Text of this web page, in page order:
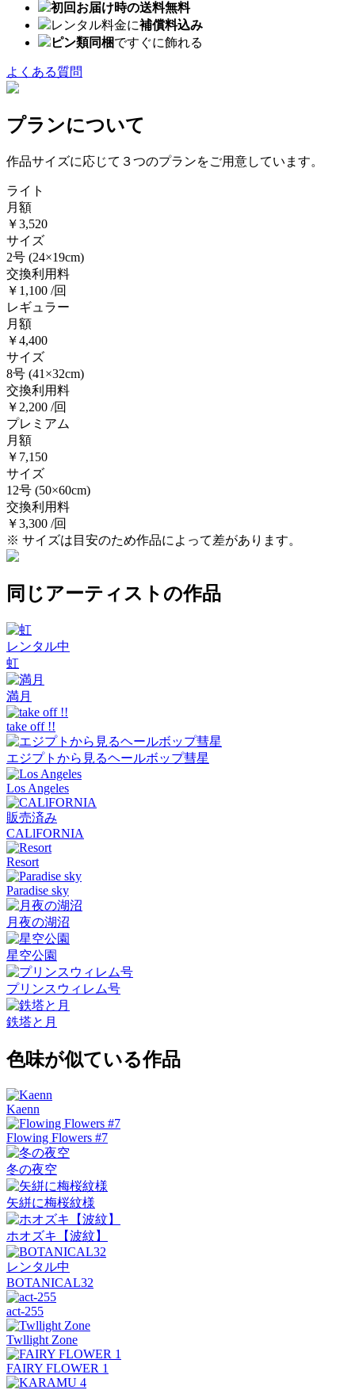
初回お届け時の送料無料
レンタル料金に補償料込み
ピン類同梱ですぐに飾れる
よくある質問
プランについて
作品サイズに応じて３つのプランをご用意しています。
ライト
月額
￥3,520
サイズ
2号 (24×19cm)
交換利用料
￥1,100 /回
レギュラー
月額
￥4,400
サイズ
8号 (41×32cm)
交換利用料
￥2,200 /回
プレミアム
月額
￥7,150
サイズ
12号 (50×60cm)
交換利用料
￥3,300 /回
※ サイズは目安のため作品によって差があります。
同じアーティストの作品
レンタル中
虹
満月
take off !!
エジプトから見るヘールボップ彗星
Los Angeles
販売済み
CALlFORNIA
Resort
Paradise sky
月夜の湖沼
星空公園
プリンスウィレム号
鉄塔と月
色味が似ている作品
Kaenn
Flowing Flowers #7
冬の夜空
矢絣に梅桜紋様
ホオズキ【波紋】
レンタル中
BOTANICAL32
act-255
Twllight Zone
FAIRY FLOWER 1